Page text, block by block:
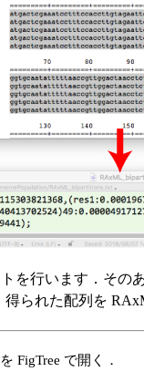
を行います．その
得られた配列を
FigTree で開く．